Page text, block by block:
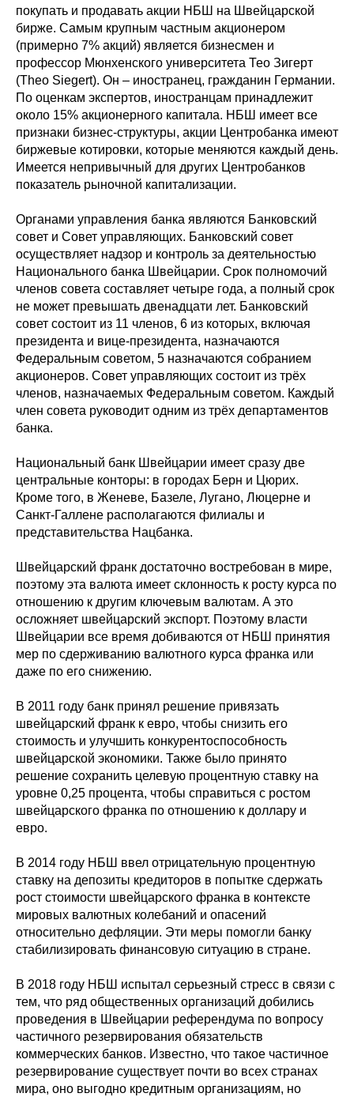
покупать и продавать акции НБШ на Швейцарской
бирже. Самым крупным частным акционером
(примерно 7% акций) является бизнесмен и
профессор Мюнхенского университета Тео Зигерт
(Theo Siegert). Он – иностранец, гражданин Германии.
По оценкам экспертов, иностранцам принадлежит
около 15% акционерного капитала. НБШ имеет все
признаки бизнес-структуры, акции Центробанка имеют
биржевые котировки, которые меняются каждый день.
Имеется непривычный для других Центробанков
показатель рыночной капитализации.
Органами управления банка являются Банковский
совет и Совет управляющих. Банковский совет
осуществляет надзор и контроль за деятельностью
Национального банка Швейцарии. Срок полномочий
членов совета составляет четыре года, а полный срок
не может превышать двенадцати лет. Банковский
совет состоит из 11 членов, 6 из которых, включая
президента и вице-президента, назначаются
Федеральным советом, 5 назначаются собранием
акционеров. Совет управляющих состоит из трёх
членов, назначаемых Федеральным советом. Каждый
член совета руководит одним из трёх департаментов
банка.
Национальный банк Швейцарии имеет сразу две
центральные конторы: в городах Берн и Цюрих.
Кроме того, в Женеве, Базеле, Лугано, Люцерне и
Санкт-Галлене располагаются филиалы и
представительства Нацбанка.
Швейцарский франк достаточно востребован в мире,
поэтому эта валюта имеет склонность к росту курса по
отношению к другим ключевым валютам. А это
осложняет швейцарский экспорт. Поэтому власти
Швейцарии все время добиваются от НБШ принятия
мер по сдерживанию валютного курса франка или
даже по его снижению.
В 2011 году банк принял решение привязать
швейцарский франк к евро, чтобы снизить его
стоимость и улучшить конкурентоспособность
швейцарской экономики. Также было принято
решение сохранить целевую процентную ставку на
уровне 0,25 процента, чтобы справиться с ростом
швейцарского франка по отношению к доллару и
евро.
В 2014 году НБШ ввел отрицательную процентную
ставку на депозиты кредиторов в попытке сдержать
рост стоимости швейцарского франка в контексте
мировых валютных колебаний и опасений
относительно дефляции. Эти меры помогли банку
стабилизировать финансовую ситуацию в стране.
В 2018 году НБШ испытал серьезный стресс в связи с
тем, что ряд общественных организаций добились
проведения в Швейцарии референдума по вопросу
частичного резервирования обязательств
коммерческих банков. Известно, что такое частичное
резервирование существует почти во всех странах
мира, оно выгодно кредитным организациям, но